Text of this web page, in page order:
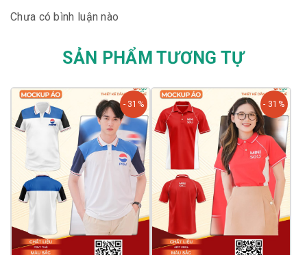
Chưa có bình luận nào
SẢN PHẨM TƯƠNG TỰ
- 31% - 31%